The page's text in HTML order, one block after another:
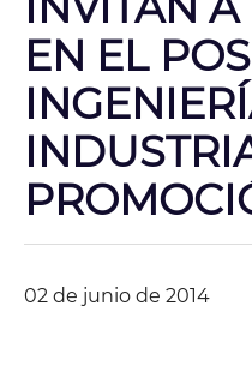
EN EL
02 de junio de 2014